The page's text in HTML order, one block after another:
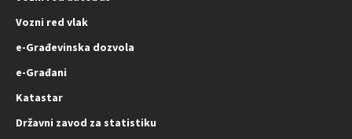
Vozni red vlak
e-Građevinska dozvola
e-Građani
Katastar
Državni zavod za statistiku